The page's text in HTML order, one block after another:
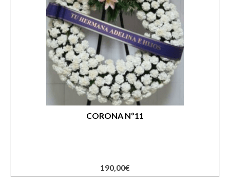
CORONA Nº11
190,00€